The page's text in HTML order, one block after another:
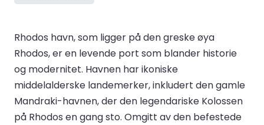
Rhodos havn, som ligger på den greske øya
Rhodos, er en levende port som blander historie
og modernitet. Havnen har ikoniske
middelalderske landemerker, inkludert den gamle
Mandraki-havnen, der den legendariske Kolossen
på Rhodos en gang sto. Omgitt av den befestede